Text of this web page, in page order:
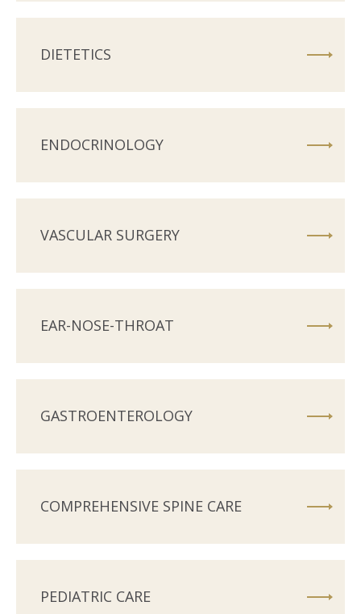
DIETETICS
ENDOCRINOLOGY
VASCULAR SURGERY
EAR-NOSE-THROAT
GASTROENTEROLOGY
COMPREHENSIVE SPINE CARE
PEDIATRIC CARE